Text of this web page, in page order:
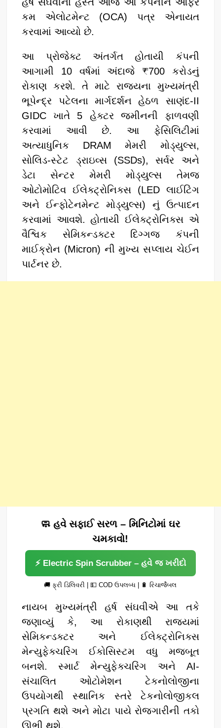
કમ એલોટમેન્ટ (OCA) પત્ર એનાયત
કરવામાં આવ્યો છે.
આ પ્રોજેક્ટ અંતર્ગત હોતાયી કંપની
આગામી 10 વર્ષમાં અંદાજે ₹700 કરોડનું
રોકાણ કરશે. તે માટે રાજ્યના મુખ્યમંત્રી
ભૂપેન્દ્ર પટેલના માર્ગદર્શન હેઠળ સાણંદ-II
GIDC ખાતે 5 હેક્ટર જમીનની ફાળવણી
કરવામાં આવી છે. આ ફેસિલિટીમાં
અત્યાધુનિક DRAM મેમરી મોડ્યુલ્સ,
સોલિડ-સ્ટેટ ડ્રાઇવ્સ (SSDs), સર્વર અને
ડેટા સેન્ટર મેમરી મોડ્યુલ્સ તેમજ
ઓટોમોટિવ ઈલેક્ટ્રોનિક્સ (LED લાઈટિંગ
અને ઈન્ફોટેનમેન્ટ મોડ્યુલ્સ) નું ઉત્પાદન
કરવામાં આવશે. હોતાયી ઈલેક્ટ્રોનિક્સ એ
વૈશ્વિક સેમિકન્ડક્ટર દિગ્ગજ કંપની
માઈક્રોન (Micron) ની મુખ્ય સપ્લાય ચેઈન
પાર્ટનર છે.
🧼 હવે સફાઈ સરળ – મિનિટોમાં ઘર
ચમકાવો!
⚡ Electric Spin Scrubber – હવે જ ખરીદો
🚚 ફ્રી ડિલિવરી | 💵 COD ઉપલબ્ધ | 🔋 રિચાર્જેબલ
નાયબ મુખ્યમંત્રી હર્ષ સંઘવીએ આ તકે
જણાવ્યું કે, આ રોકાણથી રાજ્યમાં
સેમિકન્ડક્ટર અને ઈલેક્ટ્રોનિક્સ
મેન્યુફેક્ચરિંગ ઈકોસિસ્ટમ વધુ મજબૂત
બનશે. સ્માર્ટ મેન્યુફેક્ચરિંગ અને AI-
સંચાલિત ઓટોમેશન ટેકનોલોજીના
ઉપયોગથી સ્થાનિક સ્તરે ટેકનોલોજીકલ
પ્રગતિ થશે અને મોટા પાયે રોજગારીની તકો
ઊભી થશે.